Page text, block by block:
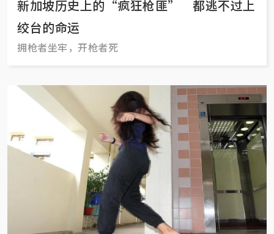
新加坡历史上的“疯狂枪匪” 都逃不过上
绞台的命运
拥枪者坐牢，开枪者死